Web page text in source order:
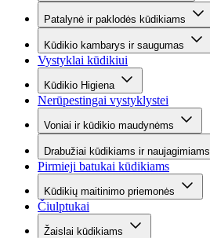
Patalynė ir paklodės kūdikiams
Kūdikio kambarys ir saugumas
Vystyklai kūdikiui
Kūdikio Higiena
Nerūpestingai vystyklystei
Voniai ir kūdikio maudynėms
Drabužiai kūdikiams ir naujagimiams
Pirmieji batukai kūdikiams
Kūdikių maitinimo priemonės
Čiulptukai
Žaislai kūdikiams